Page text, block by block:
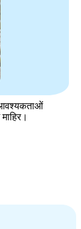
आवश्यकताओं